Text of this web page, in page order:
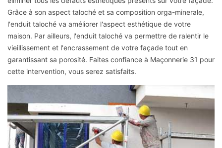
Grâce à son aspect taloché et sa composition orga-minerale,
l'enduit taloché va améliorer l'aspect esthétique de votre
maison. Par ailleurs, l'enduit taloché va permettre de ralentir le
vieillissement et l'encrassement de votre façade tout en
garantissant sa porosité. Faites confiance à Maçonnerie 31 pour
cette intervention, vous serez satisfaits.